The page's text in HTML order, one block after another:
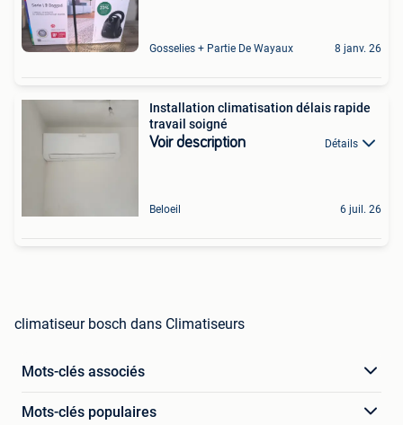
Gosselies + Partie De Wayaux 8 janv. 26
Installation climatisation délais rapide
travail soigné
Voir description Détails
Beloeil 6 juil. 26
climatiseur bosch dans Climatiseurs
Mots-clés associés
Mots-clés populaires